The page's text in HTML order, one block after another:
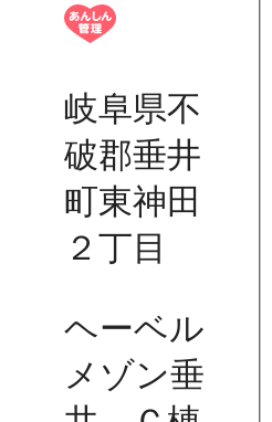
岐阜県不
破郡垂井
町東神田
２丁目
ヘーベル
メゾン垂